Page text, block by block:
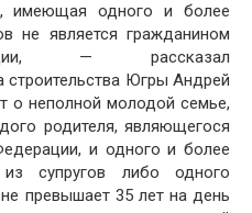
имеющая одного и более
не является гражданином
— рассказал
строительства Югры Андрей
о неполной молодой семье,
родителя, являющегося
и одного и более
супругов либо одного
превышает 35 лет на день